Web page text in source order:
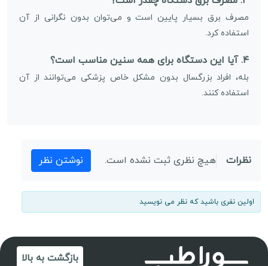
مصرف برق بسیار پایین است و می‌توان بدون نگرانی از آن
استفاده کرد.
۴. آیا این دستگاه برای همه سنین مناسب است؟
بله، افراد بزرگسال بدون مشکل خاص پزشکی می‌توانند از آن
استفاده کنند.
نظرات هیچ نظری ثبت نشده است. نوشتن نظر
اولین نفری باشید که نظر می نویسید
بازگشت به بالا